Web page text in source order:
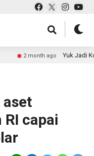
2 month ago Yuk Jadi
capai